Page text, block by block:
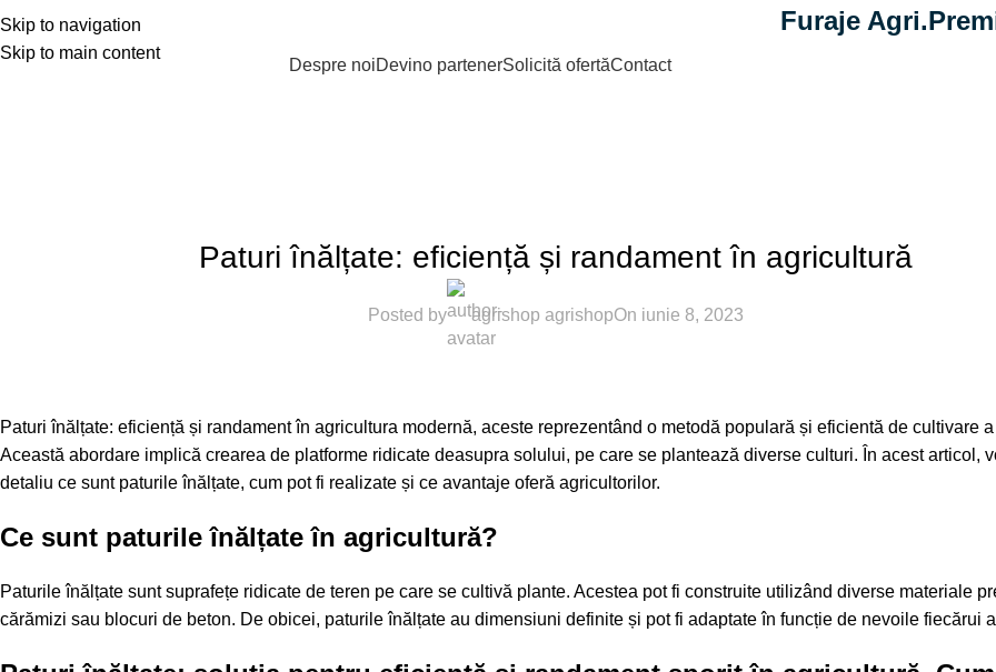
Skip to navigation
Skip to main content
Furaje
PRODUSE Despre noiDevino partenerSolicită ofertăContact
Paturi înălțate: eficiență și randament în agricultură
Posted by agrishop agrishopOn iunie 8, 2023
Paturi înălțate: eficiență și randament în agricultura modernă, aceste reprezentând o metodă populară și eficientă de cultivare
Această abordare implică crearea de platforme ridicate deasupra solului, pe care se plantează diverse culturi. În acest articol,
detaliu ce sunt paturile înălțate, cum pot fi realizate și ce avantaje oferă agricultorilor.
Ce sunt paturile înălțate în agricultură?
Paturile înălțate sunt suprafețe ridicate de teren pe care se cultivă plante. Acestea pot fi construite utilizând diverse materiale
cărămizi sau blocuri de beton. De obicei, paturile înălțate au dimensiuni definite și pot fi adaptate în funcție de nevoile fiecărui